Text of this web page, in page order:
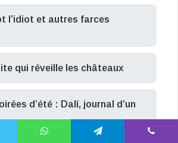
l’idiot et autres farces
qui réveille les châteaux
d’été : Dalí, journal d’un